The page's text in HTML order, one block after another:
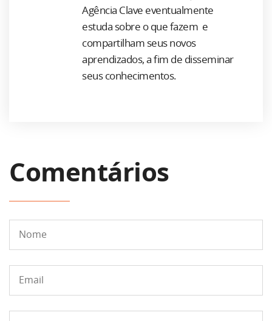
Agência Clave eventualmente
estuda sobre o que fazem e
compartilham seus novos
aprendizados, a fim de disseminar
seus conhecimentos.
Comentários